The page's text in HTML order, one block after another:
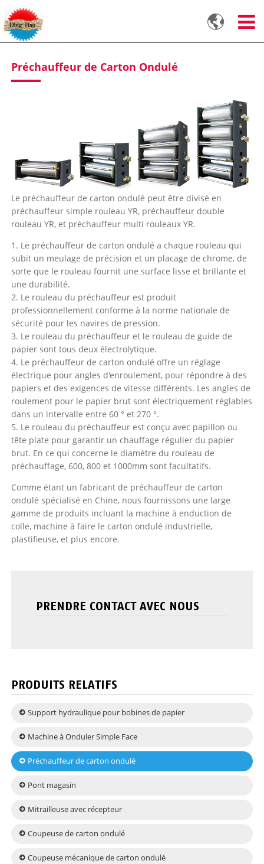

Préchauffeur de Carton Ondulé
Le préchauffeur de carton ondulé peut être divisé en
préchauffeur simple rouleau YR, préchauffeur double
rouleau YR, et préchauffeur multi rouleaux YR.
1. Le préchauffeur de carton ondulé a chaque rouleau qui
subit un meulage de précision et un placage de chrome, de
sorte que le rouleau fournit une surface lisse et brillante et
une durabilité.
2. Le rouleau du préchauffeur est produit
professionnellement conforme à la norme nationale de
sécurité pour les navires de pression.
3. Le rouleau du préchauffeur et le rouleau de guide de
papier sont tous deux électrolytique.
4. Le préchauffeur de carton ondulé offre un réglage
électrique pour angles d'enroulement, pour répondre à des
papiers et des exigences de vitesse différents. Les angles de
roulement pour le papier brut sont électriquement réglables
dans un intervalle entre 60 ° et 270 °.
5. Le rouleau du préchauffeur est conçu avec papillon ou
tête plate pour garantir un chauffage régulier du papier
brut. En ce qui concerne le diamètre du rouleau de
préchauffage, 600, 800 et 1000mm sont facultatifs.
Comme étant un fabricant de préchauffeur de carton
ondulé spécialisé en Chine, nous fournissons une large
gamme de produits incluant la machine à enduction de
colle, machine à faire le carton ondulé industrielle,
plastifieuse, et plus encore.
PRENDRE CONTACT AVEC NOUS
PRODUITS RELATIFS
Support hydraulique pour bobines de papier
Machine à Onduler Simple Face
Préchauffeur de carton ondulé
Pont magasin
Mitrailleuse avec récepteur
Coupeuse de carton ondulé
Coupeuse mécanique de carton ondulé